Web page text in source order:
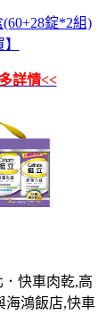
錠*2組)
詳情<<
快車肉乾,高
海鴻飯店,快車